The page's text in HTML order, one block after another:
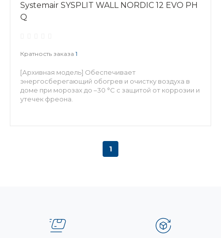
Systemair SYSPLIT WALL NORDIC 12 EVO PH
Q
Кратность заказа 1
[Архивная модель] Обеспечивает
энергосберегающий обогрев и очистку воздуха в
доме при морозах до –30 °С с защитой от коррозии и
утечек фреона.
1